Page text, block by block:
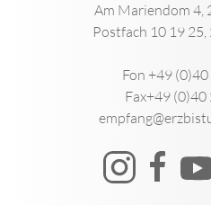
Am Mariendom 4,
Postfach 10 19
Fon +49
Fax+49